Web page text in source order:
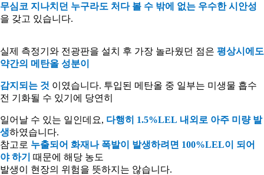
무심코 지나치던 누구라도 처다 볼 수 밖에 없는 우수한 시안성
을 갖고 있습니다.
실제 측정기와 전광판을 설치 후 가장 놀라웠던 점은 평상시에도
약간의 메탄올 성분이
감지되는 것 이였습니다. 투입된 메탄올 중 일부는 미생물 흡수
전 기화될 수 있기에 당연히
일어날 수 있는 일인데요, 다행히 1.5%LEL 내외로 아주 미량 발
생하였습니다.
참고로 누출되어 화재나 폭발이 발생하려면 100%LEL이 되어
야 하기 때문에 해당 농도
발생이 현장의 위험을 뜻하지는 않습니다.